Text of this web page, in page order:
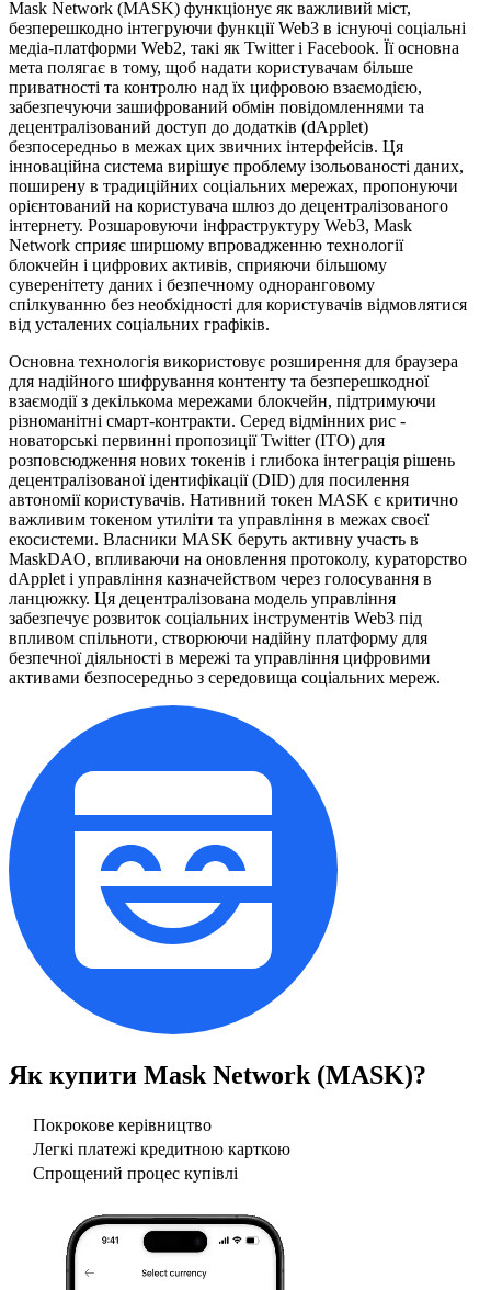
Mask Network (MASK) функціонує як важливий міст,
безперешкодно інтегруючи функції Web3 в існуючі соціальні
медіа-платформи Web2, такі як Twitter і Facebook. Її основна
мета полягає в тому, щоб надати користувачам більше
приватності та контролю над їх цифровою взаємодією,
забезпечуючи зашифрований обмін повідомленнями та
децентралізований доступ до додатків (dApplet)
безпосередньо в межах цих звичних інтерфейсів. Ця
інноваційна система вирішує проблему ізольованості даних,
поширену в традиційних соціальних мережах, пропонуючи
орієнтований на користувача шлюз до децентралізованого
інтернету. Розшаровуючи інфраструктуру Web3, Mask
Network сприяє ширшому впровадженню технології
блокчейн і цифрових активів, сприяючи більшому
суверенітету даних і безпечному одноранговому
спілкуванню без необхідності для користувачів відмовлятися
від усталених соціальних графіків.
Основна технологія використовує розширення для браузера
для надійного шифрування контенту та безперешкодної
взаємодії з декількома мережами блокчейн, підтримуючи
різноманітні смарт-контракти. Серед відмінних рис -
новаторські первинні пропозиції Twitter (ITO) для
розповсюдження нових токенів і глибока інтеграція рішень
децентралізованої ідентифікації (DID) для посилення
автономії користувачів. Нативний токен MASK є критично
важливим токеном утиліти та управління в межах своєї
екосистеми. Власники MASK беруть активну участь в
MaskDAO, впливаючи на оновлення протоколу, кураторство
dApplet і управління казначейством через голосування в
ланцюжку. Ця децентралізована модель управління
забезпечує розвиток соціальних інструментів Web3 під
впливом спільноти, створюючи надійну платформу для
безпечної діяльності в мережі та управління цифровими
активами безпосередньо з середовища соціальних мереж.
Як купити Mask Network (MASK)?
Покрокове керівництво
Легкі платежі кредитною карткою
Спрощений процес купівлі